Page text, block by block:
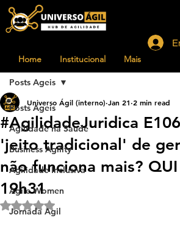
Home Institucional Mais
Posts Ageis
Agilidade na Saude
Business Agility
Agilidade Inclusiva
Agile Women
Jornada Agil
Posts Ageis
#AgilidadeJuridica
'jeito tradicional' de
não funciona mais?
19h31
Universo Ágil (interno) Jan 21 2 min read
Rated NaN out of 5 stars.